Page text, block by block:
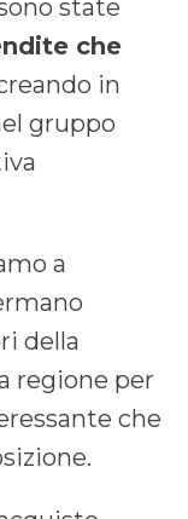
state
che
in
gruppo
a
della
regione per
che